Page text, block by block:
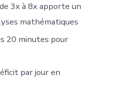
3x à 8x apporte un
mathématiques
20 minutes pour
par jour en